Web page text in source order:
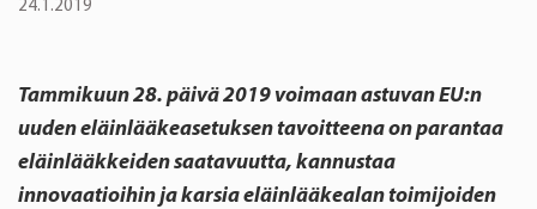
24.1.2019
Tammikuun 28. päivä 2019 voimaan astuvan EU:n
uuden eläinlääkeasetuksen tavoitteena on parantaa
eläinlääkkeiden saatavuutta, kannustaa
innovaatioihin ja karsia eläinlääkealan toimijoiden